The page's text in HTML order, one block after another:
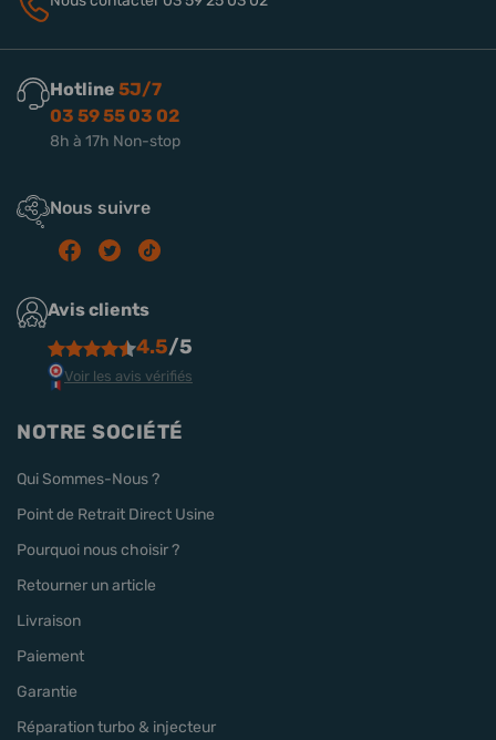
Hotline 5J/7
03 59 55 03 02
8h à 17h Non-stop
Nous suivre
Avis clients
4.5/5
Voir les avis vérifiés
NOTRE SOCIÉTÉ
Qui Sommes-Nous ?
Point de Retrait Direct Usine
Pourquoi nous choisir ?
Retourner un article
Livraison
Paiement
Garantie
Réparation turbo & injecteur